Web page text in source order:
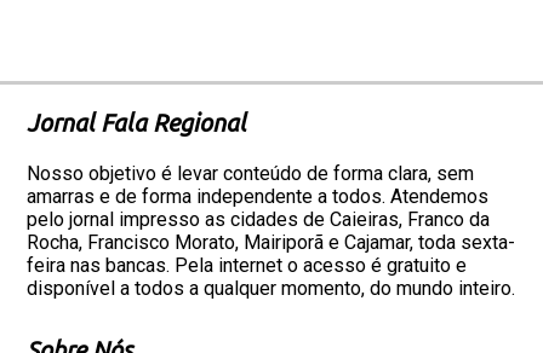
Jornal Fala Regional
Nosso objetivo é levar conteúdo de forma clara, sem
amarras e de forma independente a todos. Atendemos
pelo jornal impresso as cidades de Caieiras, Franco da
Rocha, Francisco Morato, Mairiporã e Cajamar, toda sexta-
feira nas bancas. Pela internet o acesso é gratuito e
disponível a todos a qualquer momento, do mundo inteiro.